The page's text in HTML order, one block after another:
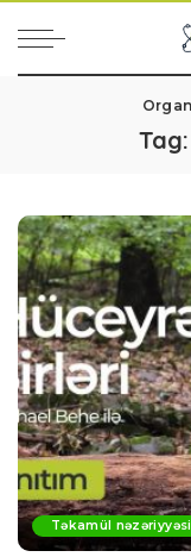
Tag:
Təkamül nəzəriyyəsi